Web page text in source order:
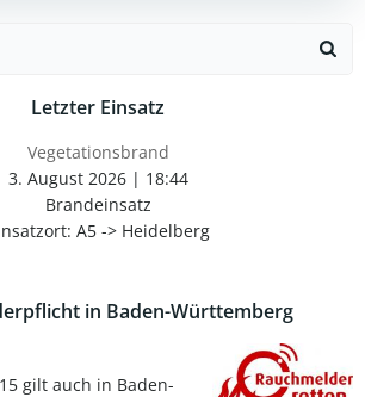
Letzter Einsatz
Vegetationsbrand
3. August 2026| 18:44
Brandeinsatz
A5 -> Heidelberg
in Baden-Württemberg
gilt auch in Baden-